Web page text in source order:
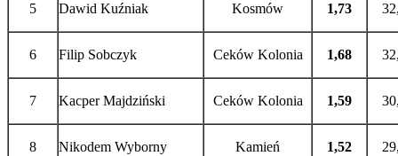
5 Dawid Kuźniak Kosmów 1,73
6 Filip Sobczyk Ceków Kolonia 1,68
7 Kacper Majdziński Ceków Kolonia 1,59
8 Nikodem Wyborny Kamień 1,52